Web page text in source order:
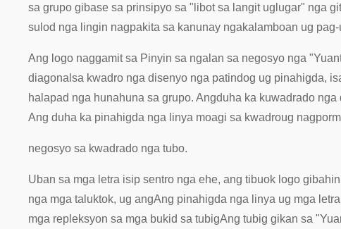
sa grupo gibase sa prinsipyo sa "libot sa langit ug lugar" nga
sulod nga lingin nagpakita sa kanunay ngakalamboan ug
Ang logo naggamit sa Pinyin sa ngalan sa negosyo nga
diagonal sa kwadro nga disenyo nga patindog ug pinahigda,
halapad nga hunahuna sa grupo. Angduha ka kuwadrado
Ang duha ka pinahigda nga linya moagi sa kwadroug
negosyo sa kwadrado nga tubo.
Uban sa mga letra isip sentro nga ehe, ang tibuok logo
nga mga taluktok, ug angAng pinahigda nga linya ug mga
mga repleksyon sa mga bukid sa tubigAng tubig gikan sa